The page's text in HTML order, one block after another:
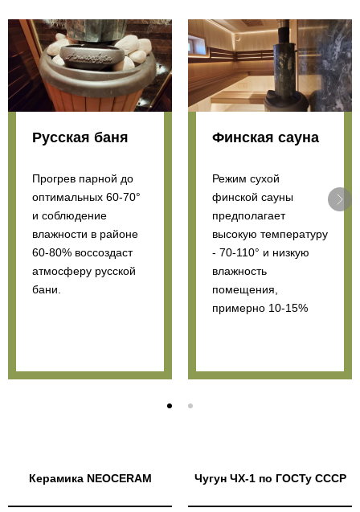
Русская баня
Прогрев парной до
оптимальных 60-70°
и соблюдение
влажности в районе
60-80% воссоздаст
атмосферу русской
бани.
Финская сауна
Режим сухой
финской сауны
предполагает
высокую температуру
- 70-110° и низкую
влажность
помещения,
примерно 10-15%
Керамика NEOCERAM Чугун ЧХ-1 по ГОСТу СССР